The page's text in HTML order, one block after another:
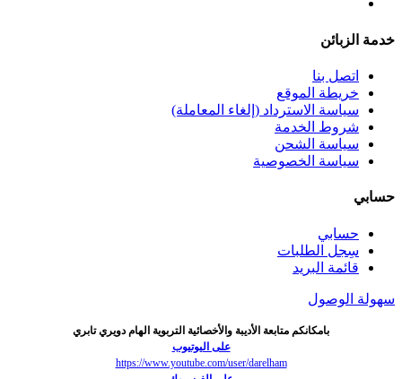
خدمة الزبائن
اتصل بنا
خريطة الموقع
سياسة الاسترداد (إلغاء المعاملة)
شروط الخدمة
سياسة الشحن
سياسة الخصوصية
حسابي
حسابي
سِجل الطلبات
قائمة البريد
سهولة الوصول
بامكانكم متابعة الأديبة والأخصائية التربوية الهام دويري تابري
على اليوتيوب
https://www.youtube.com/user/darelham